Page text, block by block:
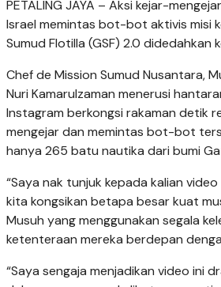
PETALING JAYA – Aksi kejar-
Israel memintas bot-bot aktivis misi
Sumud Flotilla (GSF) 2.0 didedahkan
Chef de Mission Sumud Nusantara,
Nuri Kamarulzaman menerusi
Instagram berkongsi rakaman detik
mengejar dan memintas bot-bot
hanya 265 batu nautika dari bumi
“Saya nak tunjuk kepada kalian
kita kongsikan betapa besar kuat
Musuh yang menggunakan segala
ketenteraan mereka berdepan
“Saya sengaja menjadikan video ini